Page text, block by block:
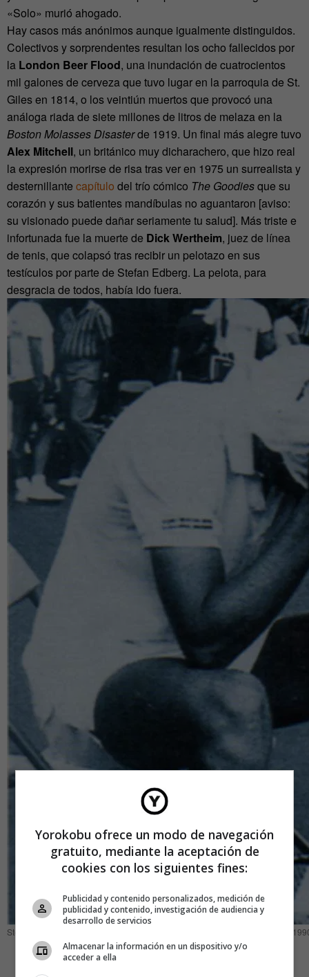
«Solo» murió ahogado.
Hay casos más anónimos aunque igualmente distinguidos.
Colectivos y sorprendentes resultan los ocho fallecidos por
la London Beer Flood, una inundación de cuatrocientos
mil galones de cerveza que tuvo lugar en la parroquia de St.
Giles en 1814, o los veintiún muertos que provocó una
análoga riada de siete millones de litros de melaza en la
Boston Molasses Disasterde 1919. Un final más alegre tuvo
Alex Mitchell, un británico muy dicharachero, que hizo real
la expresión morirse de risa tras ver en 1975 un surrealista y
desternillante capítulo del trío cómico The Goodiesque su
corazón y sus batientes mandíbulas no aguantaron [aviso:
su visionado puede dañar seriamente tu salud]. Más triste e
infortunada fue la muerte de Dick Wertheim, juez de línea
de tenis, que colapsó tras recibir un pelotazo en sus
testículos por parte de Stefan Edberg. La pelota, para
desgracia de todos, había ido fuera.
Stefan Edberg, tras dar el pelotazo – Fuente: Voici, nº 157. 12-18 noviembre
Yorokobu ofrece un modo de navegación
gratuito, mediante la aceptación de
cookies con los siguientes fines:
Publicidad y contenido personalizados, medición de
publicidad y contenido, investigación de audiencia y
desarrollo de servicios
Almacenar la información en un dispositivo y/o
acceder a ella